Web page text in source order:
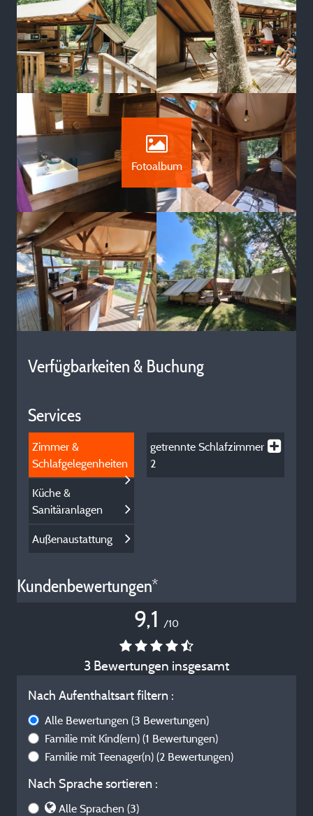
Fotoalbum
Verfügbarkeiten & Buchung
Services
Zimmer &
Schlafgelegenheiten
Küche &
Sanitäranlagen
Außenaustattung
getrennte Schlafzimmer
2
Kundenbewertungen*
9,1 /10
3 Bewertungen insgesamt
Nach Aufenthaltsart filtern :
Alle Bewertungen (3 Bewertungen)
Familie mit Kind(ern) (1 Bewertungen)
Familie mit Teenager(n) (2 Bewertungen)
Nach Sprache sortieren :
Alle Sprachen (3)